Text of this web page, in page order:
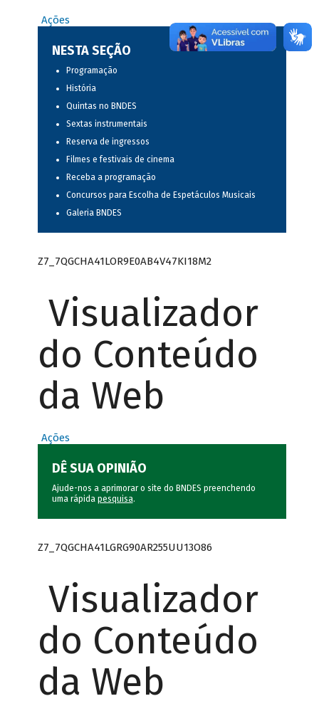
Ações
NESTA SEÇÃO
Programação
História
Quintas no BNDES
Sextas instrumentais
Reserva de ingressos
Filmes e festivais de cinema
Receba a programação
Concursos para Escolha de Espetáculos Musicais
Galeria BNDES
Z7_7QGCHA41LOR9E0AB4V47KI18M2
Visualizador
do Conteúdo
da Web
Ações
DÊ SUA OPINIÃO
Ajude-nos a aprimorar o site do BNDES preenchendo
uma rápida pesquisa.
Z7_7QGCHA41LGRG90AR255UU13O86
Visualizador
do Conteúdo
da Web